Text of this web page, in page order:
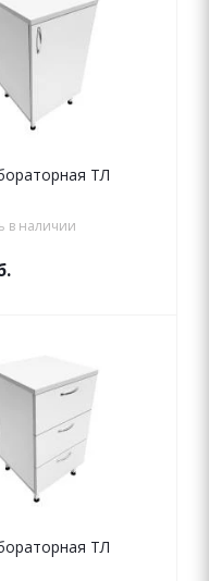
ТЛ
в наличии
ТЛ